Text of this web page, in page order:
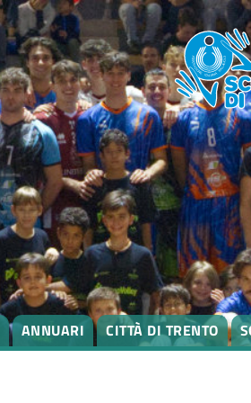
ANNUARI CITTÀ DI TRENTO